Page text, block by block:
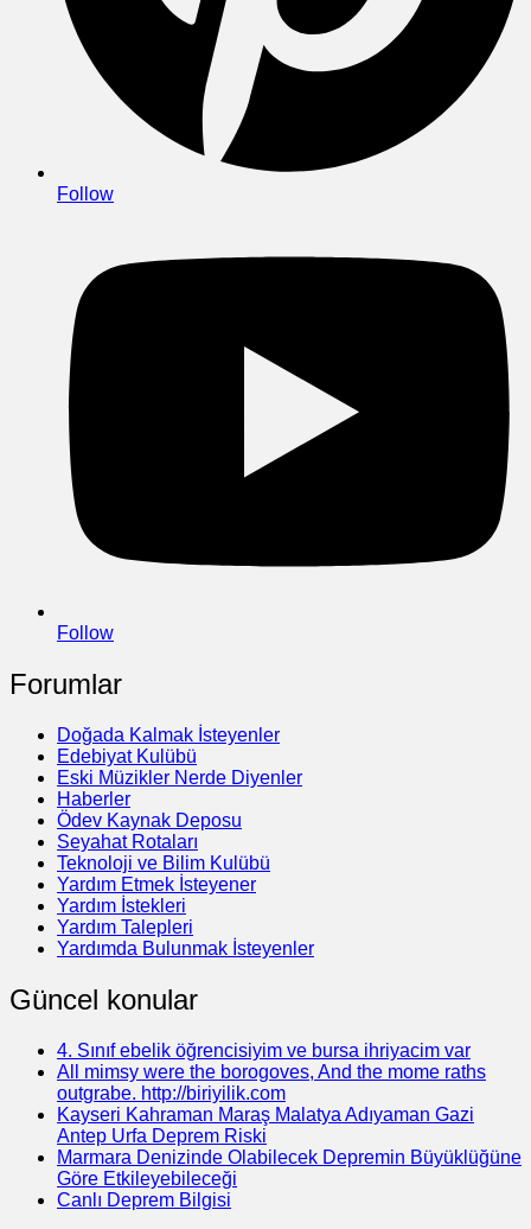
Follow
Follow
Forumlar
Doğada Kalmak İsteyenler
Edebiyat Kulübü
Eski Müzikler Nerde Diyenler
Haberler
Ödev Kaynak Deposu
Seyahat Rotaları
Teknoloji ve Bilim Kulübü
Yardım Etmek İsteyener
Yardım İstekleri
Yardım Talepleri
Yardımda Bulunmak İsteyenler
Güncel konular
4. Sınıf ebelik öğrencisiyim ve bursa ihriyacim var
All mimsy were the borogoves, And the mome raths
outgrabe. http://biriyilik.com
Kayseri Kahraman Maraş Malatya Adıyaman Gazi
Antep Urfa Deprem Riski
Marmara Denizinde Olabilecek Depremin Büyüklüğüne
Göre Etkileyebileceği
Canlı Deprem Bilgisi